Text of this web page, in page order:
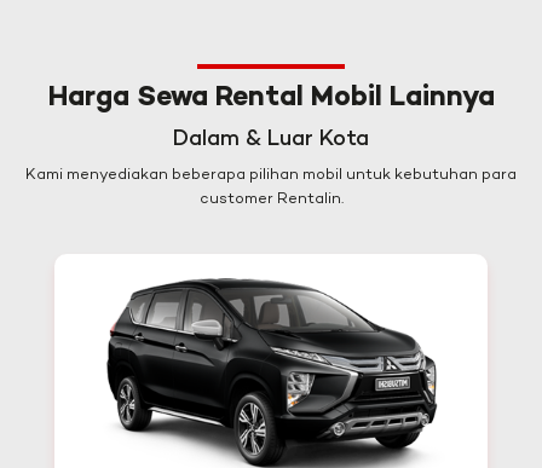
Harga Sewa Rental Mobil Lainnya
Dalam & Luar Kota
Kami menyediakan beberapa pilihan mobil untuk kebutuhan para
customer Rentalin.